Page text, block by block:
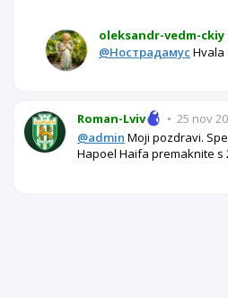
oleksandr-vedm-ckiy
@Нострадамус Hvala
Roman-Lviv • 25 nov
@admin Moji pozdravi.
Hapoel Haifa premaknite s